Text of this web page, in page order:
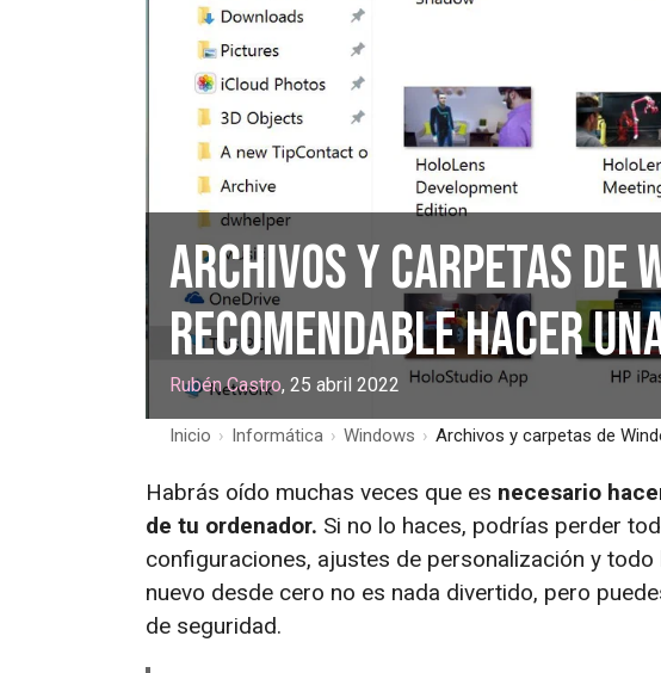
Archivos y carpetas de
recomendable hacer
Rubén Castro, 25 abril 2022
Inicio › Informática › Windows › Archivos y carpetas de
Habrás oído muchas veces que es necesario
de tu ordenador. Si no lo haces, podrías perder
configuraciones, ajustes de personalización y
nuevo desde cero no es nada divertido, pero
de seguridad.